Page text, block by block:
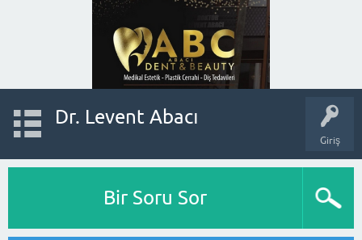
Giriş
Dr. Levent Abacı
Bir Soru Sor